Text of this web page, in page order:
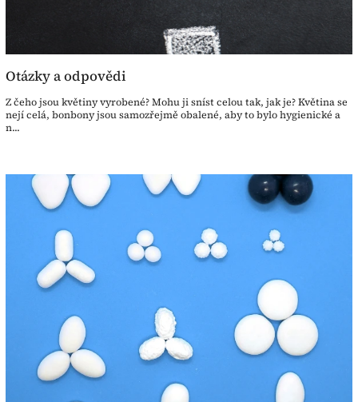
Otázky a odpovědi
Z čeho jsou květiny vyrobené? Mohu ji sníst celou tak, jak je? Květina se
nejí celá, bonbony jsou samozřejmě obalené, aby to bylo hygienické a
n...